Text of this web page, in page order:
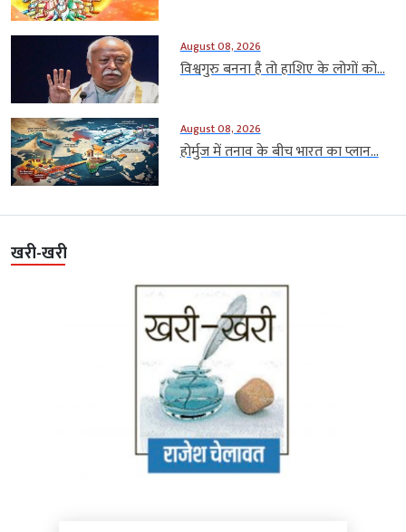
August 08, 2026
विश्वगुरु बनना है तो हाशिए के लोगों को...
August 08, 2026
होर्मुज में तनाव के बीच भारत का प्लान...
खरी-खरी